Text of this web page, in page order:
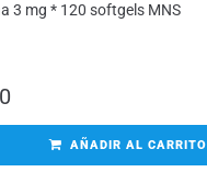
3 mg * 120 softgels MNS
AÑADIR AL CARRITO